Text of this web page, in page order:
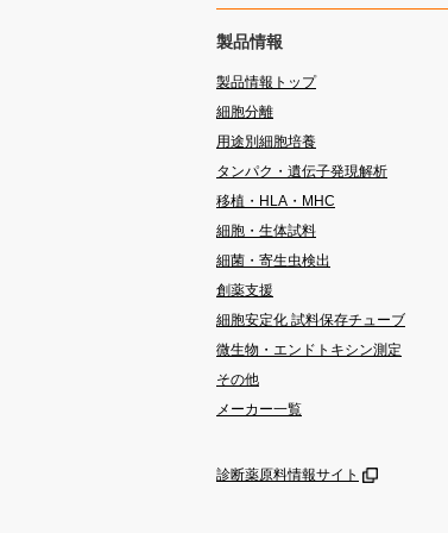
製品情報
製品情報トップ
細胞分離
用途別細胞培養
タンパク・遺伝子発現解析
移植・HLA・MHC
細胞・生体試料
細菌・寄生虫検出
創薬支援
細胞安定化 試料保存チューブ
微生物・エンドトキシン測定
その他
メーカー一覧
診断薬原料情報サイト